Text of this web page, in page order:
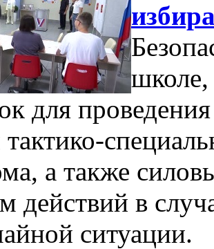
школе,
для
а также
действий в
ситуации.